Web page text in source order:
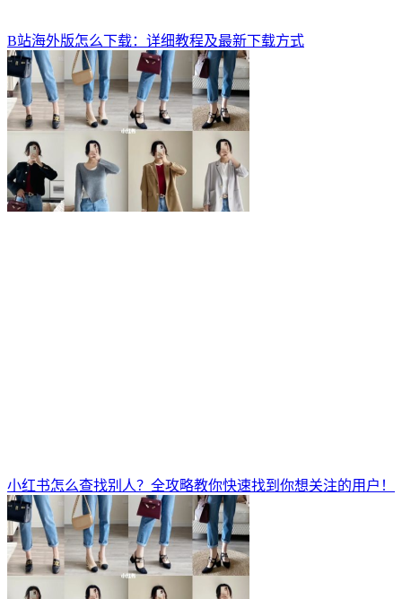
B站海外版怎么下载：详细教程及最新下载方式
小红书怎么查找别人？全攻略教你快速找到你想关注的用户！